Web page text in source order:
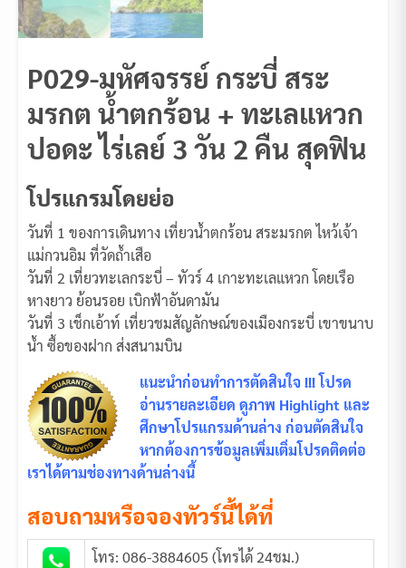
P029-มหัศจรรย์ กระบี่ สระ
มรกต น้ำตกร้อน + ทะเลแหวก
ปอดะ ไร่เลย์ 3 วัน 2 คืน สุดฟิน
โปรแกรมโดยย่อ
วันที่ 1 ของการเดินทาง เที่ยวน้ำตกร้อน สระมรกต ไหว้เจ้า
แม่กวนอิม ที่วัดถ้ำเสือ
วันที่ 2 เที่ยวทะเลกระบี่ – ทัวร์ 4 เกาะทะเลแหวก โดยเรือ
หางยาว ย้อนรอย เบิกฟ้าอันดามัน
วันที่ 3 เช็กเอ้าท์ เที่ยวชมสัญลักษณ์ของเมืองกระบี่ เขาขนาบ
น้ำ ซื้อของฝาก ส่งสนามบิน
แนะนำก่อนทำการตัดสินใจ !!! โปรด
อ่านรายละเอียด ดูภาพ Highlight และ
ศึกษาโปรแกรมด้านล่าง ก่อนตัดสินใจ
หากต้องการข้อมูลเพิ่มเติ่มโปรดติดต่อ
เราได้ตามช่องทางด้านล่างนี้
สอบถามหรือจองทัวร์นี้ได้ที่
โทร: 086-3884605 (โทรได้ 24ชม.)